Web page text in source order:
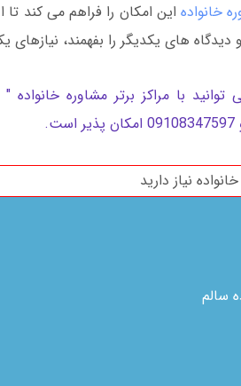
خانواده این امکان را فراهم می کند
دیدگاه های یکدیگر را بفهمند، نیازهای
توانید با مراکز برتر مشاوره
است.
نیاز دارید
سالم